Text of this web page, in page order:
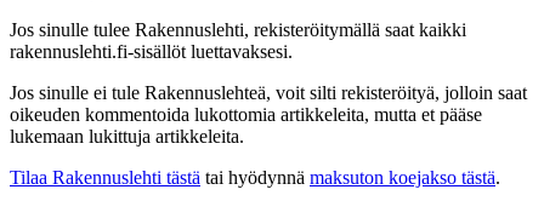
Jos sinulle tulee Rakennuslehti, rekisteröitymällä saat kaikki
rakennuslehti.fi-sisällöt luettavaksesi.
Jos sinulle ei tule Rakennuslehteä, voit silti rekisteröityä, jolloin saat
oikeuden kommentoida lukottomia artikkeleita, mutta et pääse
lukemaan lukittuja artikkeleita.
Tilaa Rakennuslehti tästä tai hyödynnä maksuton koejakso tästä.